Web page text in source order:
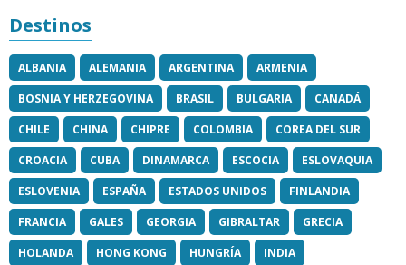
Destinos
ALBANIA ALEMANIA ARGENTINA
ARMENIA
BOSNIA Y HERZEGOVINA
BRASIL BULGARIA
CANADÁ
CHILE
CHINA CHIPRE COLOMBIA
COREA DEL SUR
CROACIA
CUBA DINAMARCA ESCOCIA
ESLOVAQUIA
ESLOVENIA
ESPAÑA ESTADOS UNIDOS
FINLANDIA
FRANCIA
GALES GEORGIA GIBRALTAR
GRECIA
HOLANDA
HONG KONG HUNGRÍA
INDIA